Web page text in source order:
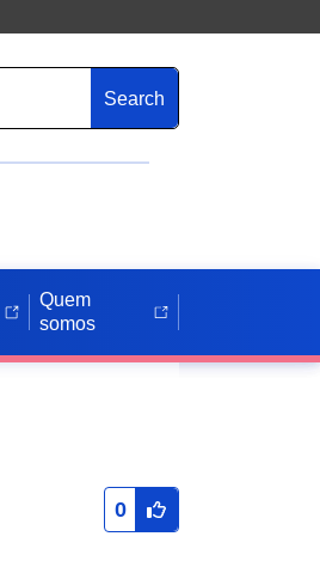
Search
Quem
somos
0